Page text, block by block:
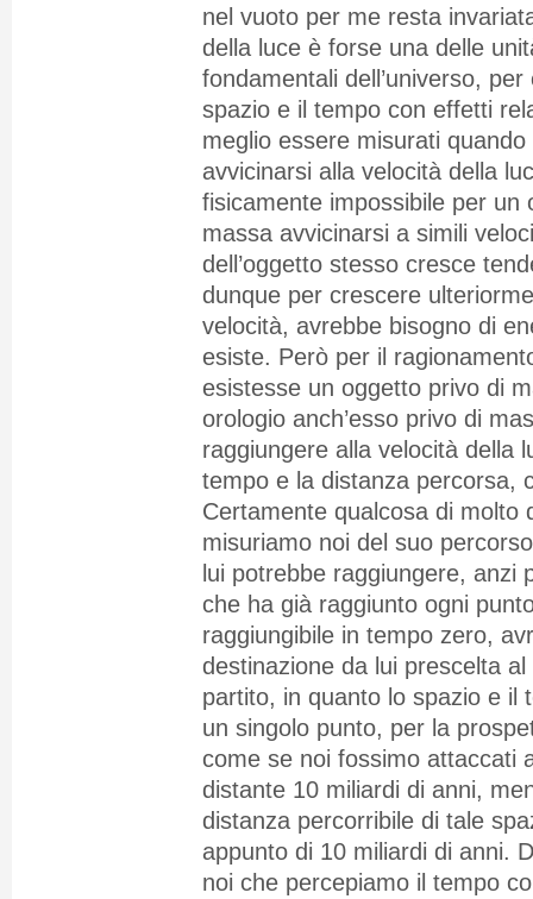
nel vuoto per me resta
della luce è forse una delle
fondamentali dell’universo,
spazio e il tempo con effetti
meglio essere misurati
avvicinarsi alla velocità della
fisicamente impossibile per un
massa avvicinarsi a simili
dell’oggetto stesso cresce
dunque per crescere
velocità, avrebbe bisogno di
esiste. Però per il
esistesse un oggetto privo di
orologio anch’esso privo di
raggiungere alla velocità della
tempo e la distanza percorsa,
Certamente qualcosa di molto
misuriamo noi del suo
lui potrebbe raggiungere, anzi
che ha già raggiunto ogni
raggiungibile in tempo zero,
destinazione da lui prescelta
partito, in quanto lo spazio e il
un singolo punto, per la
come se noi fossimo attaccati
distante 10 miliardi di anni,
distanza percorribile di tale
appunto di 10 miliardi di anni.
noi che percepiamo il tempo